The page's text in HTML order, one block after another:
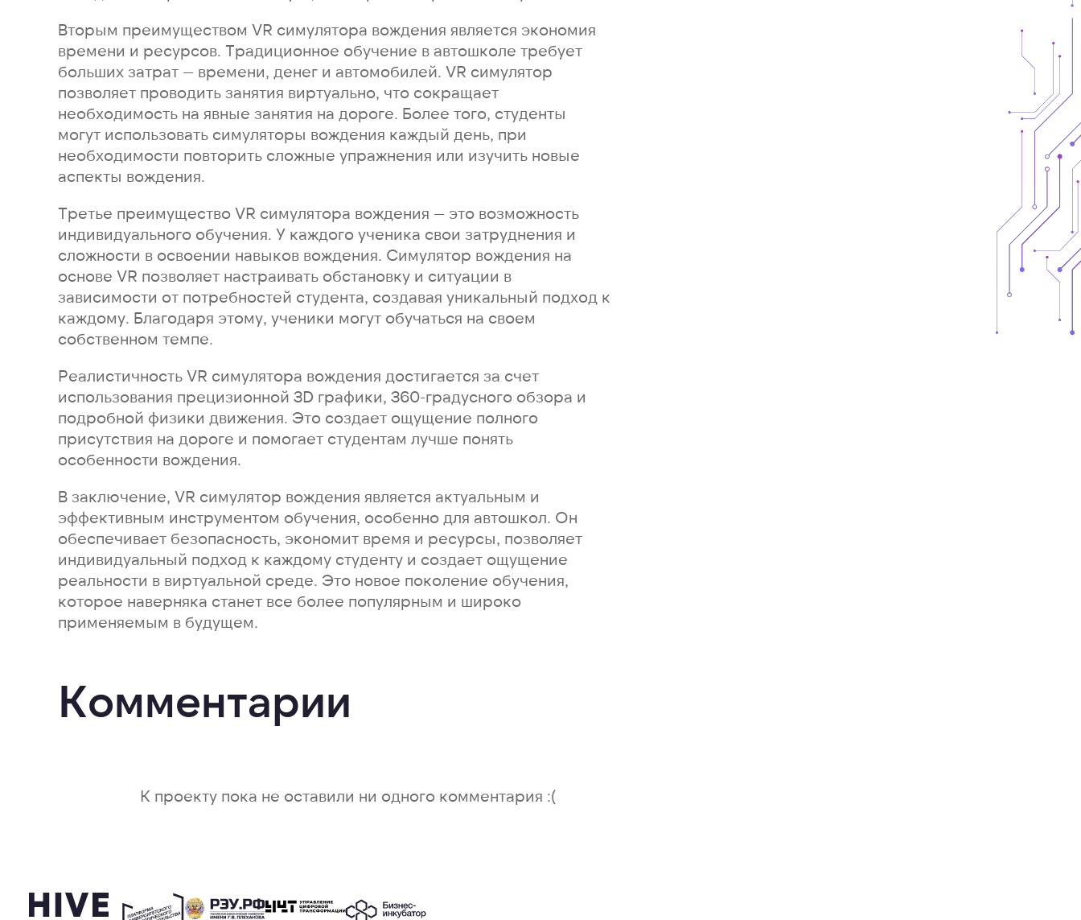
Вторым преимуществом VR симулятора вождения является экономия
времени и ресурсов. Традиционное обучение в автошколе требует
больших затрат — времени, денег и автомобилей. VR симулятор
позволяет проводить занятия виртуально, что сокращает
необходимость на явные занятия на дороге. Более того, студенты
могут использовать симуляторы вождения каждый день, при
необходимости повторить сложные упражнения или изучить новые
аспекты вождения.
Третье преимущество VR симулятора вождения — это возможность
индивидуального обучения. У каждого ученика свои затруднения и
сложности в освоении навыков вождения. Симулятор вождения на
основе VR позволяет настраивать обстановку и ситуации в
зависимости от потребностей студента, создавая уникальный подход к
каждому. Благодаря этому, ученики могут обучаться на своем
собственном темпе.
Реалистичность VR симулятора вождения достигается за счет
использования прецизионной 3D графики, 360-градусного обзора и
подробной физики движения. Это создает ощущение полного
присутствия на дороге и помогает студентам лучше понять
особенности вождения.
В заключение, VR симулятор вождения является актуальным и
эффективным инструментом обучения, особенно для автошкол. Он
обеспечивает безопасность, экономит время и ресурсы, позволяет
индивидуальный подход к каждому студенту и создает ощущение
реальности в виртуальной среде. Это новое поколение обучения,
которое наверняка станет все более популярным и широко
применяемым в будущем.
Комментарии
К проекту пока не оставили ни одного комментария :(